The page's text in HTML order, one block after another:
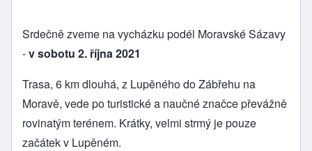
Srdečně zveme na vycházku podél Moravské Sázavy
-v sobotu 2. října 2021
Trasa, 6 km dlouhá, z Lupěného do Zábřehu na
Moravě, vede po turistické a naučné značce převážně
rovinatým terénem. Krátky, velmi strmý je pouze
začátek v Lupěném.